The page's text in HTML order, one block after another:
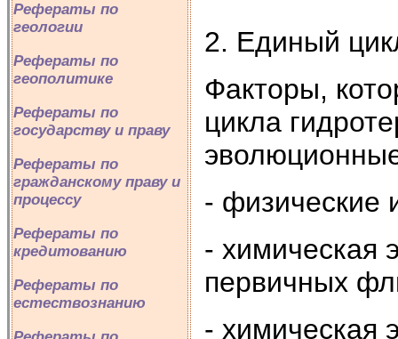
Рефераты по
геологии
Рефераты по
геополитике
Рефераты по
государству и праву
Рефераты по
гражданскому праву и
процессу
Рефераты по
кредитованию
Рефераты по
естествознанию
2. Единый
Факторы,
цикла
- физические
- химическая
первичных
- химическая